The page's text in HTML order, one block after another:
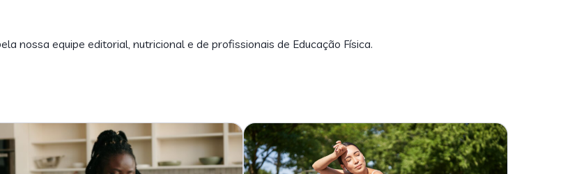
nossa equipe editorial, nutricional e de profissionais de Educação Física.